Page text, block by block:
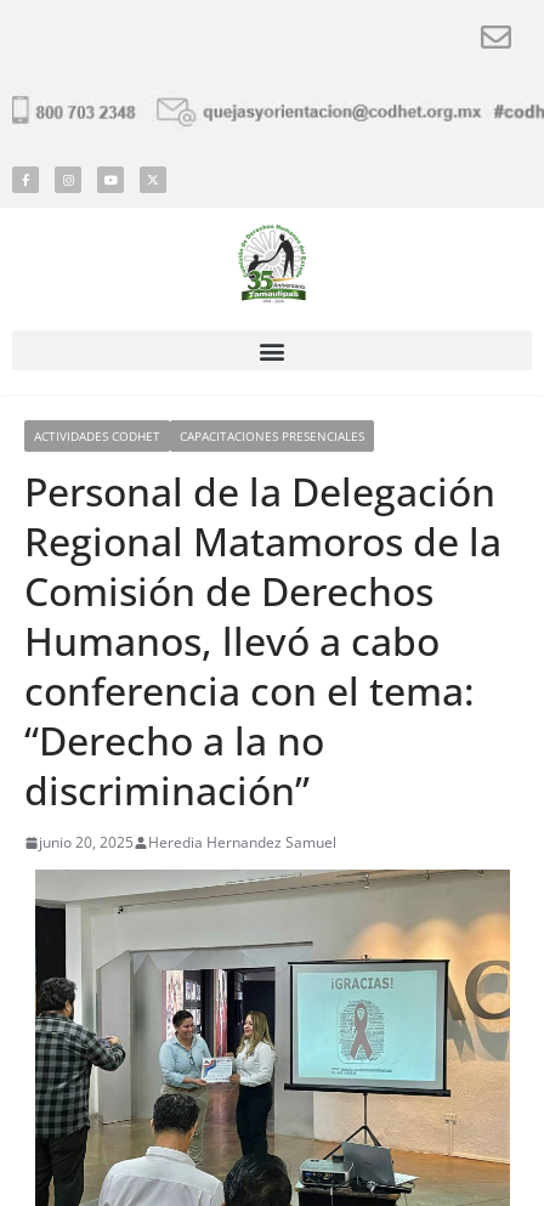
ACTIVIDADES CODHET CAPACITACIONES PRESENCIALES
Personal de la Delegación
Regional Matamoros de la
Comisión de Derechos
Humanos, llevó a cabo
conferencia con el tema:
“Derecho a la no
discriminación”
junio 20, 2025 Heredia Hernandez Samuel